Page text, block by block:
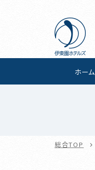
ホーム
総合TOP